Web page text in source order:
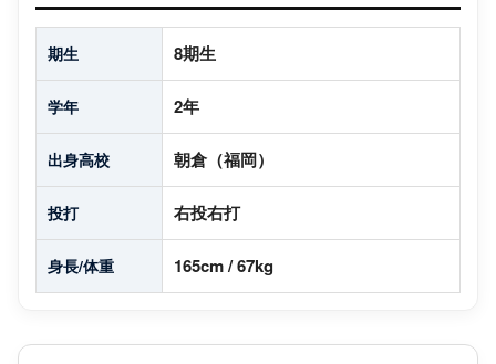
期生 8期生
学年 2年
出身高校 朝倉（福岡）
投打 右投右打
身長/体重 165cm / 67kg